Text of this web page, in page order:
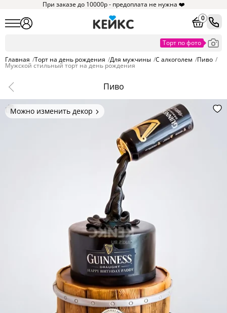
При заказе до 10000р - предоплата не нужна ❤️
0
Главная /Торт на день рождения /Для мужчины /С алкоголем /Пиво /
Мужской стильный торт на день рождения
Пиво
Можно изменить декор
Цвет покрытия, надписи,